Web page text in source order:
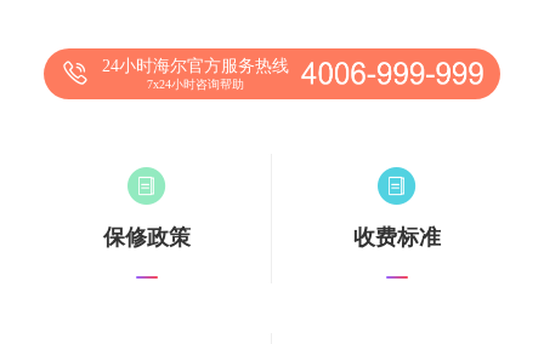
24小时海尔官方服务热线
7x24小时咨询帮助
保修政策 收费标准